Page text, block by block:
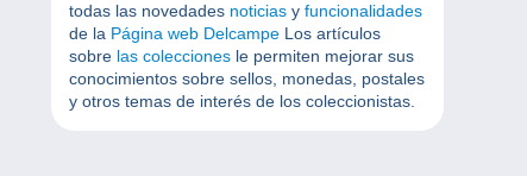
todas las novedades noticias y funcionalidades
de la Página web Delcampe Los artículos
sobre las colecciones le permiten mejorar sus
conocimientos sobre sellos, monedas, postales
y otros temas de interés de los coleccionistas.